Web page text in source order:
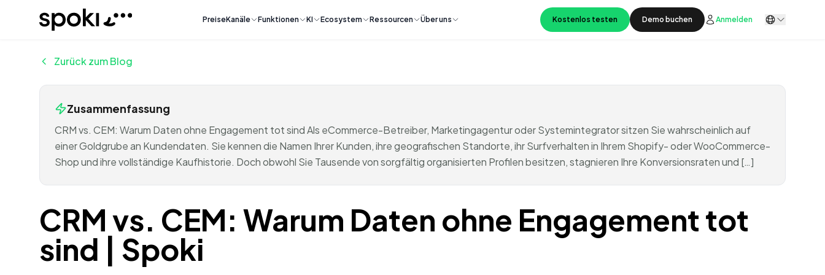
Spoki PreiseKanäle Funktionen KI Ecosystem Ressourcen Über uns Kostenlos testen Demo buchen Anmelden
Zurück zum Blog
Zusammenfassung
CRM vs. CEM: Warum Daten ohne Engagement tot sind Als eCommerce-Betreiber, Marketingagentur oder Systemintegrator sitzen Sie wahrscheinlich auf
einer Goldgrube an Kundendaten. Sie kennen die Namen Ihrer Kunden, ihre geografischen Standorte, ihr Surfverhalten in Ihrem Shopify- oder WooCommerce-
Shop und ihre vollständige Kaufhistorie. Doch obwohl Sie Tausende von sorgfältig organisierten Profilen besitzen, stagnieren Ihre Konversionsraten und […]
CRM vs. CEM: Warum Daten ohne Engagement tot
sind | Spoki